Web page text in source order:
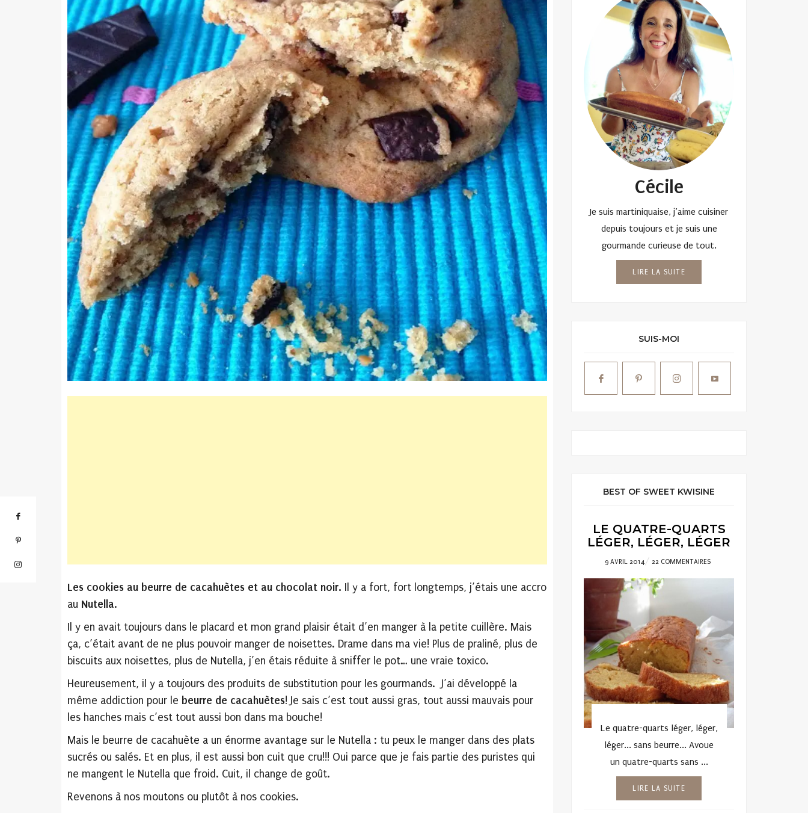
Les cookies au beurre de cacahuètes et au chocolat noir. Il y a fort, fort longtemps, j’étais une accro
au Nutella.
Il y en avait toujours dans le placard et mon grand plaisir était d’en manger à la petite cuillère. Mais
ça, c’était avant de ne plus pouvoir manger de noisettes. Drame dans ma vie! Plus de praliné, plus de
biscuits aux noisettes, plus de Nutella, j’en étais réduite à sniffer le pot… une vraie toxico.
Heureusement, il y a toujours des produits de substitution pour les gourmands. J’ai développé la
même addiction pour le beurre de cacahuètes! Je sais c’est tout aussi gras, tout aussi mauvais pour
les hanches mais c’est tout aussi bon dans ma bouche!
Mais le beurre de cacahuète a un énorme avantage sur le Nutella : tu peux le manger dans des plats
sucrés ou salés. Et en plus, il est aussi bon cuit que cru!!! Oui parce que je fais partie des puristes qui
ne mangent le Nutella que froid. Cuit, il change de goût.
Revenons à nos moutons ou plutôt à nos cookies.
Cécile
Je suis martiniquaise, j’aime cuisiner
depuis toujours et je suis une
gourmande curieuse de tout.
LIRE LA SUITE
SUIS-MOI
BEST OF SWEET KWISINE
LE QUATRE-QUARTS
LÉGER, LÉGER, LÉGER
POSTED
9 AVRIL 2014 22 COMMENTAIRES
Le quatre-quarts léger, léger,
léger... sans beurre... Avoue
un quatre-quarts sans ...
LIRE LA SUITE